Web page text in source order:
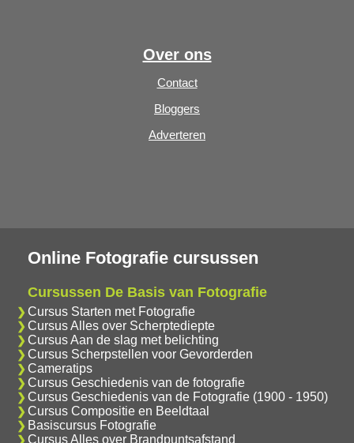
Over ons
Contact
Bloggers
Adverteren
Online Fotografie cursussen
Cursussen De Basis van Fotografie
Cursus Starten met Fotografie
Cursus Alles over Scherptediepte
Cursus Aan de slag met belichting
Cursus Scherpstellen voor Gevorderden
Cameratips
Cursus Geschiedenis van de fotografie
Cursus Geschiedenis van de Fotografie (1900 - 1950)
Cursus Compositie en Beeldtaal
Basiscursus Fotografie
Cursus Alles over Brandpuntsafstand